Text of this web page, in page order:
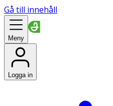
Gå till innehåll
Meny
Logga in